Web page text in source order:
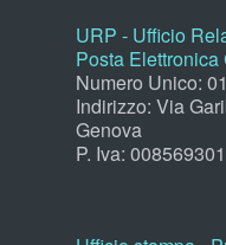
URP - Ufficio
Posta Elettronica
Numero Unico:
Indirizzo: Via
Genova
P. Iva: